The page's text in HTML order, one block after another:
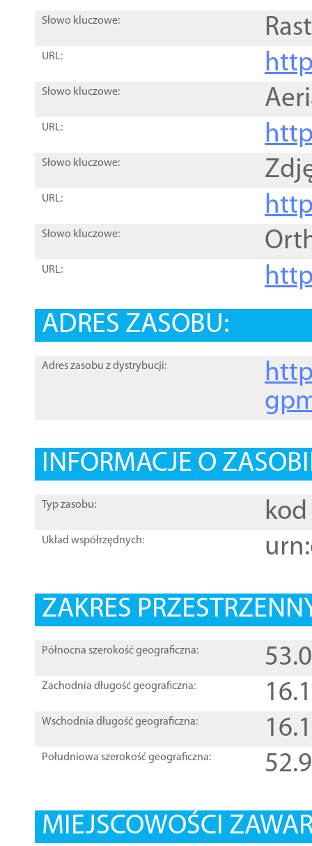
Słowo kluczowe:
URL:
Słowo kluczowe:
URL:
Słowo kluczowe:
URL:
Słowo kluczowe:
URL:
ADRES ZASOBU:
Adres zasobu z dystrybucji:
INFORMACJE O
Typ zasobu: kod
Układ współrzędnych:
ZAKRES
Północna szerokość geograficzna:
Zachodnia długość geograficzna:
Wschodnia długość geograficzna:
Południowa szerokość geograficzna:
MIEJSCOWOŚCI